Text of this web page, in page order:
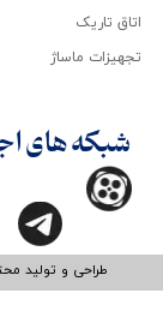
طراحی و تولید
اتاق تاریک
تجهیزات ماساژ
شبکه های